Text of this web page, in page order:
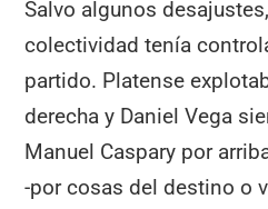
Salvo algunos
colectividad tenía
partido. Platense
derecha y Daniel Vega
Manuel Caspary por
-por cosas del destino o